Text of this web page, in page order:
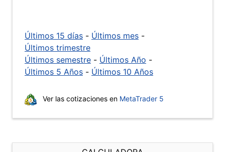
Últimos 15 días - Últimos mes -
Últimos trimestre
Últimos semestre - Últimos Año -
Últimos 5 Años - Últimos 10 Años
Ver las cotizaciones en MetaTrader 5